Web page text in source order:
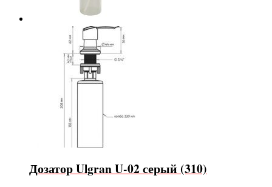
Дозатор Ulgran U-02 серый (310)